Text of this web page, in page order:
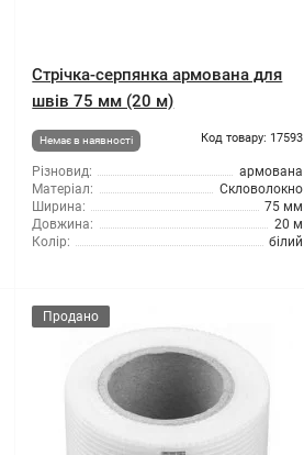
Стрічка-серпянка армована для
швів 75 мм (20 м)
Немає в наявності Код товару: 17593
Різновид:
армована
Матеріал:
Скловолокно
Ширина:
75 мм
Довжина:
20 м
Колір:
білий
Продано